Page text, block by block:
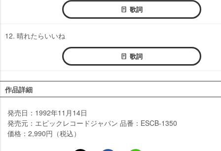
歌詞
12. 晴れたらいいね
歌詞
作品詳細
発売日：1992年11月14日
発売元：エピックレコードジャパン 品番：ESCB-1350
価格：2,990円（税込）